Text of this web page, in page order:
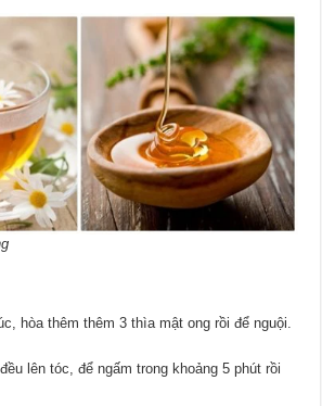
hòa thêm thêm 3 thìa mật ong rồi để nguội.
lên tóc, để ngấm trong khoảng 5 phút rồi